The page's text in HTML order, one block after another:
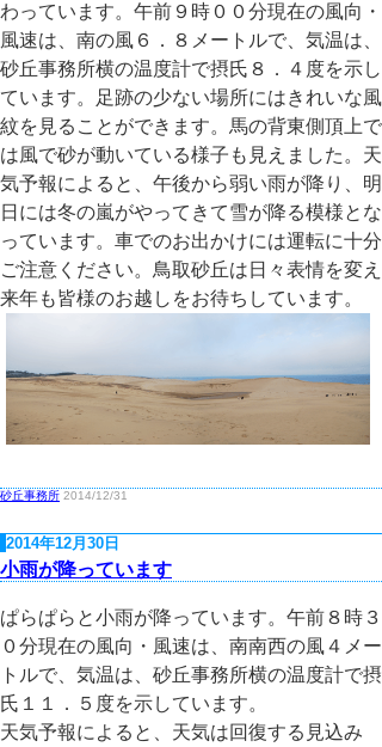
わっています。午前９時００分現在の風向・
風速は、南の風６．８メートルで、気温は、
砂丘事務所横の温度計で摂氏８．４度を示し
ています。足跡の少ない場所にはきれいな風
紋を見ることができます。馬の背東側頂上で
は風で砂が動いている様子も見えました。天
気予報によると、午後から弱い雨が降り、明
日には冬の嵐がやってきて雪が降る模様とな
っています。車でのお出かけには運転に十分
ご注意ください。鳥取砂丘は日々表情を変え
来年も皆様のお越しをお待ちしています。
砂丘事務所 2014/12/31
2014年12月30日
小雨が降っています
ぱらぱらと小雨が降っています。午前８時３
０分現在の風向・風速は、南南西の風４メー
トルで、気温は、砂丘事務所横の温度計で摂
氏１１．５度を示しています。
天気予報によると、天気は回復する見込み